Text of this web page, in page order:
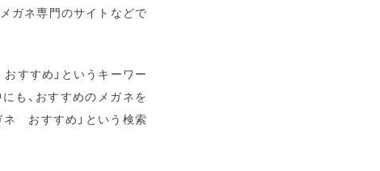
ガネ専門のサイトなどで
すすめ」というキーワー
も、おすすめのメガネを
ネ おすすめ」という検索